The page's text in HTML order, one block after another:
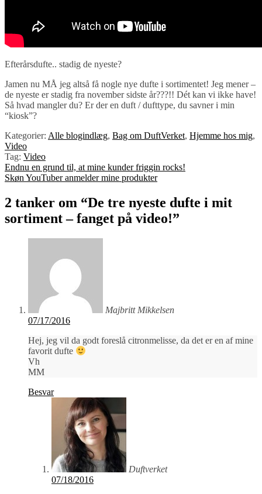
Efterårsdufte.. stadig de nyeste?
Jamen nu MÅ jeg altså få nogle nye dufte i sortimentet! Jeg mener –
de nyeste er stadig fra november sidste år???!! Dét kan vi ikke have!
Så hvad mangler du? Er der en duft / dufttype, du savner i min
“kiosk”?
Kategorier: Alle blogindlæg, Bag om DuftVerket, Hjemme hos mig,
Video
Tag: Video
Indlægsnavigation
Forrige
indlæg:
Endnu en grund til, at mine kunder friggin rocks!
Næste
Skøn YouTuber anmelder mine produkter
2 tanker om “De tre nyeste dufte i mit
sortiment – fanget på video!”
Majbritt Mikkelsen
07/17/2016
Hej, jeg vil da godt foreslå citronmelisse, da det er en af mine
favorit dufte
Vh
MM
Besvar
Duftverket
07/18/2016